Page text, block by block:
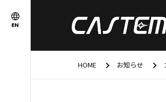
EN
HOME お知らせ